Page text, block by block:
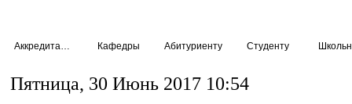
Кафедры Абитуриенту Студенту
Пятница, 30 Июнь 2017 10:54